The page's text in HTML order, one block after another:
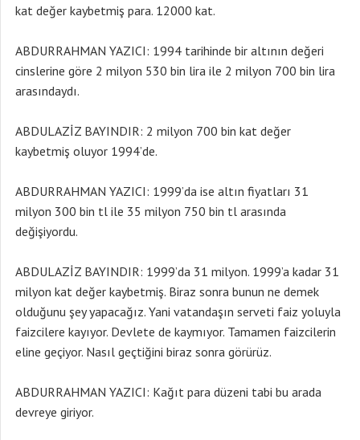
kat değer kaybetmiş para. 12000 kat.
ABDURRAHMAN YAZICI: 1994 tarihinde bir altının değeri
cinslerine göre 2 milyon 530 bin lira ile 2 milyon 700 bin lira
arasındaydı.
ABDULAZİZ BAYINDIR: 2 milyon 700 bin kat değer
kaybetmiş oluyor 1994’de.
ABDURRAHMAN YAZICI: 1999’da ise altın fiyatları 31
milyon 300 bin tl ile 35 milyon 750 bin tl arasında
değişiyordu.
ABDULAZİZ BAYINDIR: 1999’da 31 milyon. 1999’a kadar 31
milyon kat değer kaybetmiş. Biraz sonra bunun ne demek
olduğunu şey yapacağız. Yani vatandaşın serveti faiz yoluyla
faizcilere kayıyor. Devlete de kaymıyor. Tamamen faizcilerin
eline geçiyor. Nasıl geçtiğini biraz sonra görürüz.
ABDURRAHMAN YAZICI: Kağıt para düzeni tabi bu arada
devreye giriyor.